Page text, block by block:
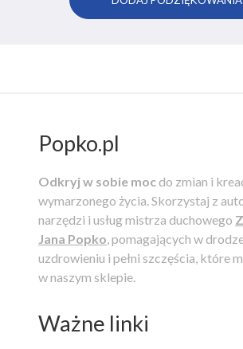
Popko.pl
Odkryj w sobie moc do zmian i
wymarzonego życia. Skorzystaj z
narzędzi i usług mistrza duchowego
Jana Popko , pomagających w
uzdrowieniu i pełni szczęścia, które
w naszym sklepie.
Ważne linki